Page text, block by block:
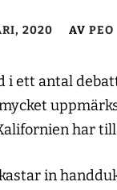
2020 AV PEO
i ett antal
har
in